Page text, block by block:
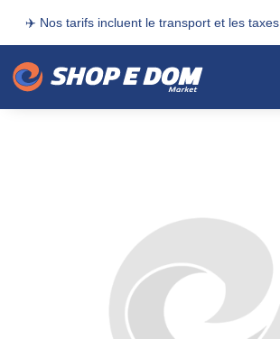
✈️ Nos tarifs incluent le transport et les taxes.